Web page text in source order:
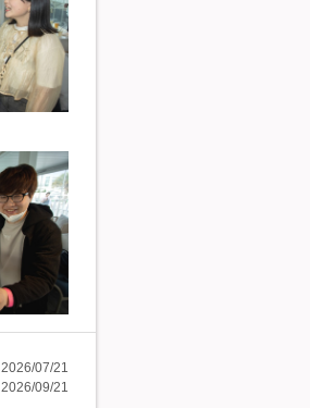
2026/07/21
2026/09/21